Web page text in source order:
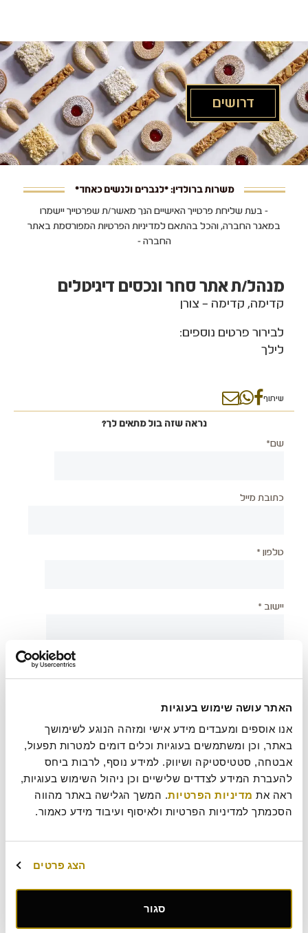
האתר עושה שימוש בעוגיות
ראה את מדיניות הפרטיות
הסכמתך למדיניות הפרטיות ולאיסוף ועיבוד מידע כאמור.
הצג פרטים
סגור
דרושים
משרות ברולדין: *לגברים ולנשים כאחד*
- בעת שליחת פרטייך האישיים הנך מאשר/ת שפרטייך יישמרו
במאגר החברה, והכל בהתאם למדיניות הפרטיות המפורסמת באתר
החברה -
מנהל/ת אתר סחר ונכסים דיגיטלים
קדימה, קדימה – צורן
לבירור פרטים נוספים:
לילך
שיתוף
נראה שזה בול מתאים לך?
שם*
כתובת מייל
טלפון *
יישוב *
בעת שליחת טופס זה אני מאשר/ת כי קראתי את מדיניות
הפרטיותשל רולדין
עוד משהו נחמד שכדאי שנדע עלייך?